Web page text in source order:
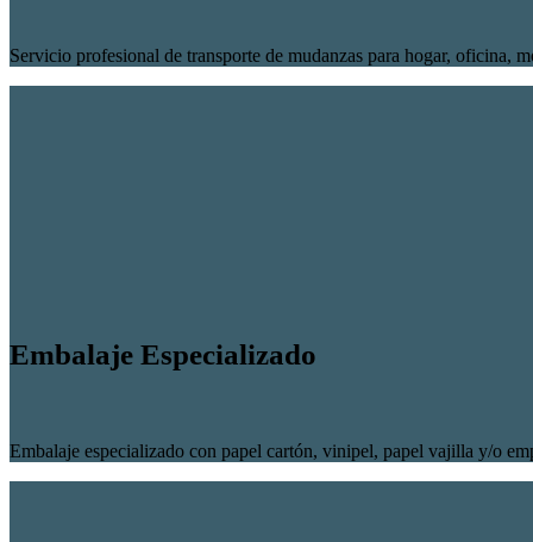
Servicio profesional de transporte de mudanzas para hogar, oficina,
Embalaje Especializado
Embalaje especializado con papel cartón, vinipel, papel vajilla y/o